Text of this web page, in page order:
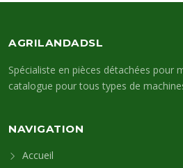
AGRILANDADSL
Spécialiste en pièces détachées pour
catalogue pour tous types de
NAVIGATION
Accueil